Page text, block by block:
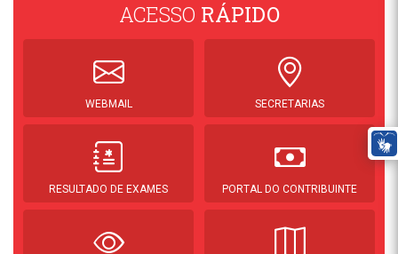
ACESSO RÁPIDO
WEBMAIL SECRETARIAS
RESULTADO DE EXAMES PORTAL DO CONTRIBUINTE